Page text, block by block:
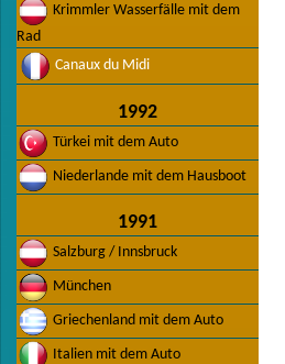
Krimmler Wasserfälle mit dem
Rad
Canaux du Midi
1992
Türkei mit dem Auto
Niederlande mit dem Hausboot
1991
Salzburg / Innsbruck
München
Griechenland mit dem Auto
Italien mit dem Auto